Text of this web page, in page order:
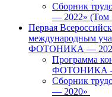
Сборник
— 2022» (Том
Первая
международным
ФОТОНИКА —
Программа
ФОТОНИКА
Сборник
— 2020»